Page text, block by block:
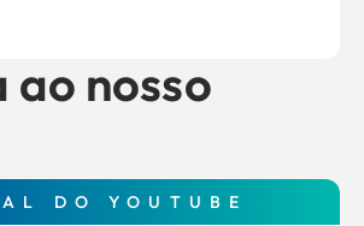
ao nosso
DO YOUTUBE